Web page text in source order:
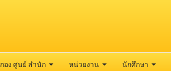
กอง ศูนย์ สำนัก หน่วยงาน นักศึกษา